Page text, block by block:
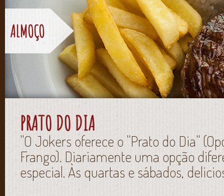
ALMOÇO
PRATO DO DIA
"O Jokers oferece o "Prato do Dia"
Frango). Diariamente uma opção
especial. Às quartas e sábados,